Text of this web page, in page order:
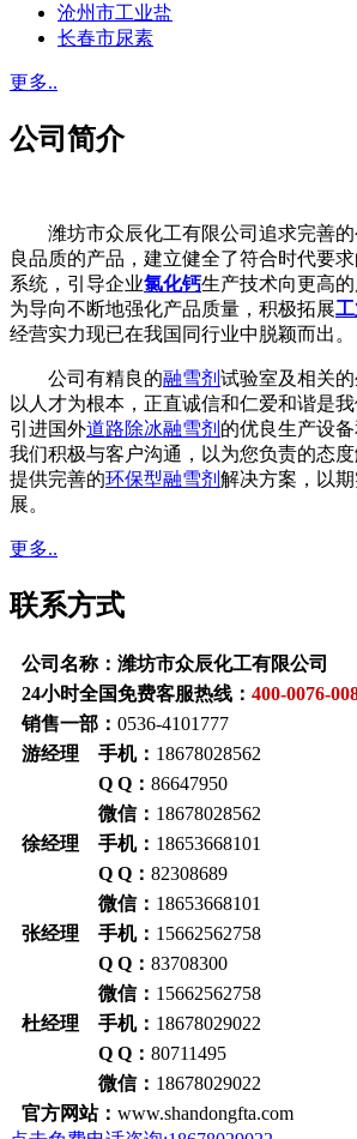
沧州市工业盐
长春市尿素
更多..
公司简介
潍坊市众辰化工有限公司追求完善的
良品质的产品，建立健全了符合时代要
系统，引导企业氯化钙生产技术向更高
为导向不断地强化产品质量，积极拓展
经营实力现已在我国同行业中脱颖而出。
公司有精良的融雪剂 试验室及相关
以人才为根本，正直诚信和仁爱和谐是
引进国外道路除冰融雪剂 的优良生产设
我们积极与客户沟通，以为您负责的态
提供完善的环保型融雪剂 解决方案，以
展。
更多..
联系方式
公司名称：潍坊市众辰化工有限公司
24小时全国免费客服热线： 400-0076-
销售一部： 0536-4101777
游经理 手机： 18678028562
Q Q： 86647950
微信： 18678028562
徐经理 手机： 18653668101
Q Q： 82308689
微信： 18653668101
张经理 手机： 15662562758
Q Q： 83708300
微信： 15662562758
杜经理 手机： 18678029022
Q Q： 80711495
微信： 18678029022
官方网站： www.shandongfta.com